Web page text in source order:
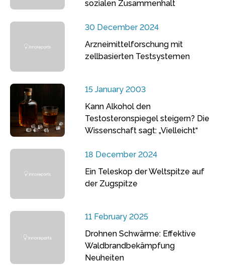
sozialen Zusammenhalt
30 December 2024
Arzneimittelforschung mit
zellbasierten Testsystemen
15 January 2003
Kann Alkohol den
Testosteronspiegel steigern? Die
Wissenschaft sagt: „Vielleicht“
18 December 2024
Ein Teleskop der Weltspitze auf
der Zugspitze
11 February 2025
Drohnen Schwärme: Effektive
Waldbrandbekämpfung
Neuheiten